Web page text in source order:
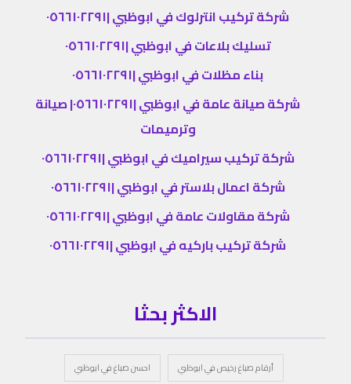
شركة تركيب انترلوك في ابوظبي |٠٥٦٦١٠٢٢٩١
تسليك بلاعات في ابوظبي |٠٥٦٦١٠٢٢٩١
بناء مظلات في ابوظبي |٠٥٦٦١٠٢٢٩١
شركة صيانة عامة في ابوظبي |٠٥٦٦١٠٢٢٩١| صيانة
وترميمات
شركة تركيب سيراميك في ابوظبي |٠٥٦٦١٠٢٢٩١
شركة اعمال بلاستر في ابوظبي |٠٥٦٦١٠٢٢٩١
شركة مقاولات عامة في ابوظبي |٠٥٦٦١٠٢٢٩١
شركة تركيب باركيه في ابوظبي |٠٥٦٦١٠٢٢٩١
الاكثر بحثا
أرقام صباغ رخيص في ابوظبي
احسن صباغ في ابوظبي